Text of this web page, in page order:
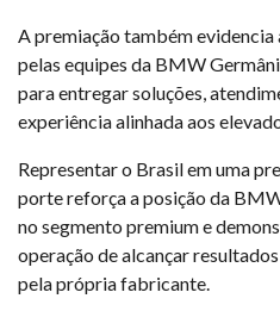
A premiação também
pelas equipes da BMW
para entregar soluções,
experiência alinhada aos
Representar o Brasil em uma
porte reforça a posição da
no segmento premium e
operação de alcançar
pela própria fabricante.